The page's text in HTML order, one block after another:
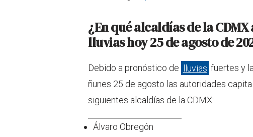
¿En qué alcaldías de la
lluvias hoy 25 de agosto de
Debido a pronóstico de lluvias fuertes y
ñunes 25 de agosto las autoridades
siguientes alcaldías de la CDMX:
Álvaro Obregón